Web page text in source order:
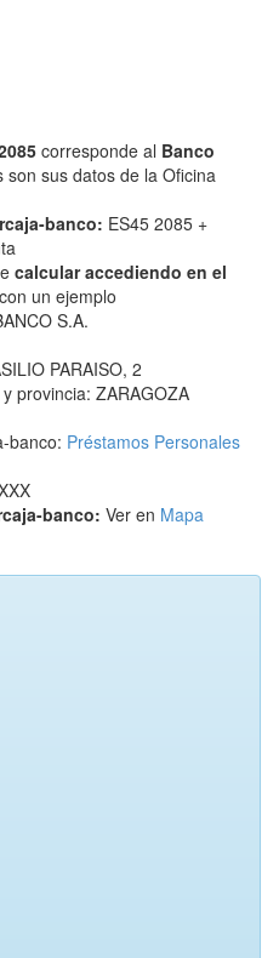
corresponde al Banco
son sus datos de la Oficina
banco: ES45 2085 +
calcular accediendo en el
un ejemplo
S.A.
PARAISO, 2
provincia: ZARAGOZA
banco: Préstamos Personales
banco: Ver en Mapa